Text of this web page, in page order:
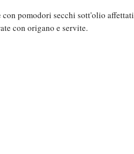
con pomodori secchi sott'olio affettati
con origano e servite.